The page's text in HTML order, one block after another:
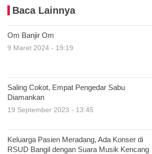
Baca Lainnya
Om Banjir Om
9 Maret 2024 - 19:19
Saling Cokot, Empat Pengedar Sabu
Diamankan
19 September 2023 - 13:45
Keluarga Pasien Meradang, Ada Konser di
RSUD Bangil dengan Suara Musik Kencang